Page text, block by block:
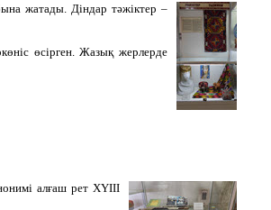
жатады. Діндар тәжіктер –
өсірген. Жазық жерлерде
алғаш рет ХҮІІІ